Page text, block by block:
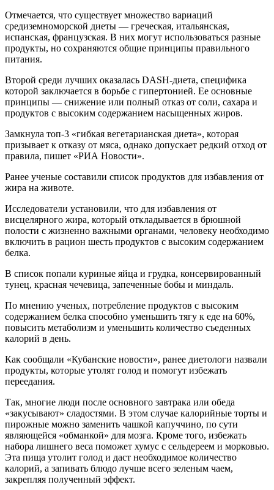
Отмечается, что существует множество вариаций
средиземноморской диеты — греческая, итальянская,
испанская, французская. В них могут использоваться разные
продукты, но сохраняются общие принципы правильного
питания.
Второй среди лучших оказалась DASH-диета, специфика
которой заключается в борьбе с гипертонией. Ее основные
принципы — снижение или полный отказ от соли, сахара и
продуктов с высоким содержанием насыщенных жиров.
Замкнула топ-3 «гибкая вегетарианская диета», которая
призывает к отказу от мяса, однако допускает редкий отход от
правила, пишет «РИА Новости».
Ранее ученые составили список продуктов для избавления от
жира на животе.
Исследователи установили, что для избавления от
висцелярного жира, который откладывается в брюшной
полости с жизненно важными органами, человеку необходимо
включить в рацион шесть продуктов с высоким содержанием
белка.
В список попали куриные яйца и грудка, консервированный
тунец, красная чечевица, запеченные бобы и миндаль.
По мнению ученых, потребление продуктов с высоким
содержанием белка способно уменьшить тягу к еде на 60%,
повысить метаболизм и уменьшить количество съеденных
калорий в день.
Как сообщали «Кубанские новости», ранее диетологи назвали
продукты, которые утолят голод и помогут избежать
переедания.
Так, многие люди после основного завтрака или обеда
«закусывают» сладостями. В этом случае калорийные торты и
пирожные можно заменить чашкой капуччино, по сути
являющейся «обманкой» для мозга. Кроме того, избежать
набора лишнего веса поможет хумус с сельдереем и морковью.
Эта пища утолит голод и даст необходимое количество
калорий, а запивать блюдо лучше всего зеленым чаем,
закрепляя полученный эффект.